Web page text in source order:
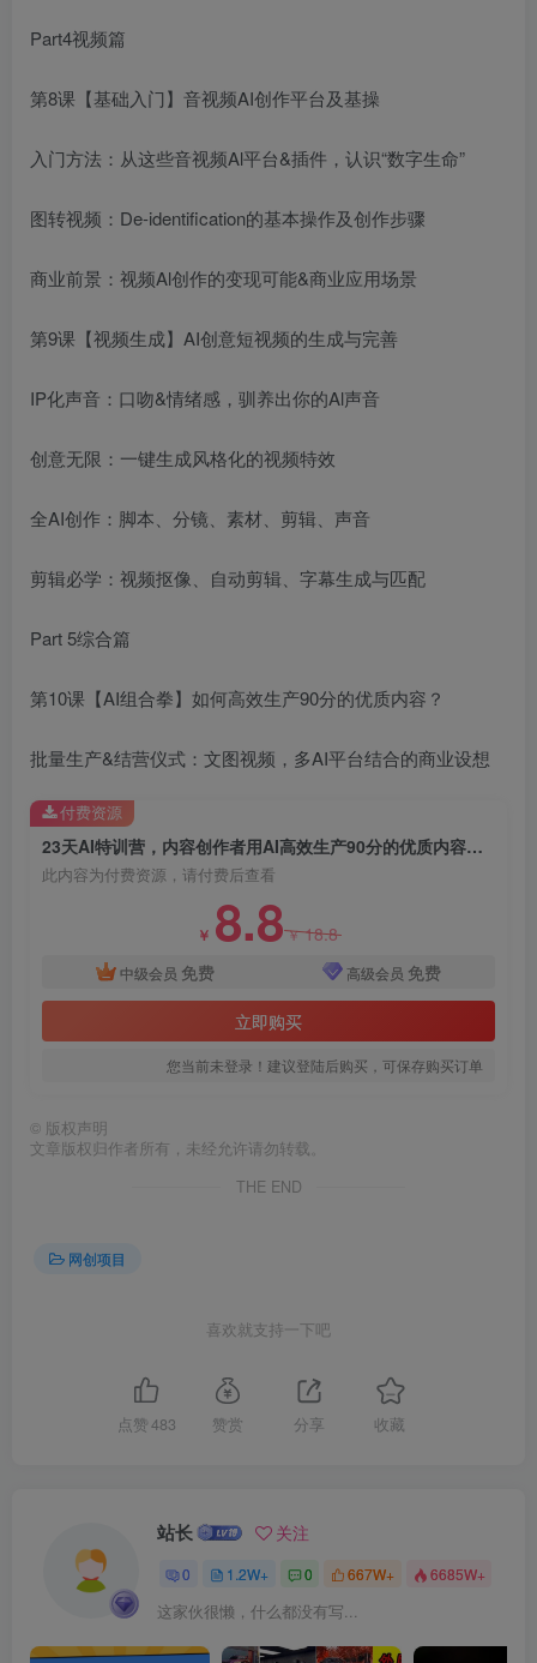
Part4视频篇
第8课【基础入门】音视频AI创作平台及基操
入门方法：从这些音视频Al平台&插件，认识“数字生命”
图转视频：De-identification的基本操作及创作步骤
商业前景：视频Al创作的变现可能&商业应用场景
第9课【视频生成】AI创意短视频的生成与完善
IP化声音：口吻&情绪感，驯养出你的Al声音
创意无限：一键生成风格化的视频特效
全AI创作：脚本、分镜、素材、剪辑、声音
剪辑必学：视频抠像、自动剪辑、字幕生成与匹配
Part 5综合篇
第10课【AI组合拳】如何高效生产90分的优质内容？
批量生产&结营仪式：文图视频，多AI平台结合的商业设想
23天AI特训营，内容创作者用AI高效生产90分的优质内容，文案+图片+视频
此内容为付费资源，请付费后查看
￥ 8.8￥18.8
中级会员 免费 高级会员 免费
立即购买
您当前未登录！建议登陆后购买，可保存购买订单
付费资源
© 版权声明
文章版权归作者所有，未经允许请勿转载。
THE END
网创项目
喜欢就支持一下吧
点赞 483 赞赏 分享 收藏
站长 关注
0 1.2W+ 0 667W+ 6685W+
这家伙很懒，什么都没有写...